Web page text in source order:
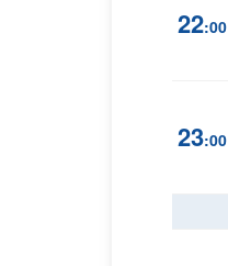
22:00
23:00